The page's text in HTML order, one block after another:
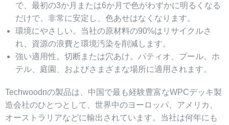
で、最初の3か月または6か月で色がわずかに明るくなる
だけで、非常に安定し、色あせはなくなります。
環境にやさしい。当社の原材料の90%はリサイクルさ
れ、資源の浪費と環境汚染を削減します。
強い適用性。切断または穴あけ。パティオ、プール、ホ
テル、庭園、およびさまざまな場所に適用されます。
Techwoodnの製品は、中国で最も経験豊富なWPCデッキ製
造会社のひとつとして、世界中のヨーロッパ、アメリカ、
オーストラリアなどに輸出されています。当社は何年にも